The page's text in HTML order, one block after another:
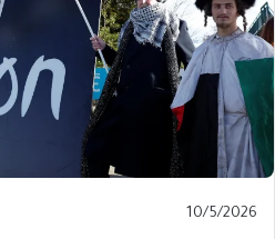
Published
10/5/2026